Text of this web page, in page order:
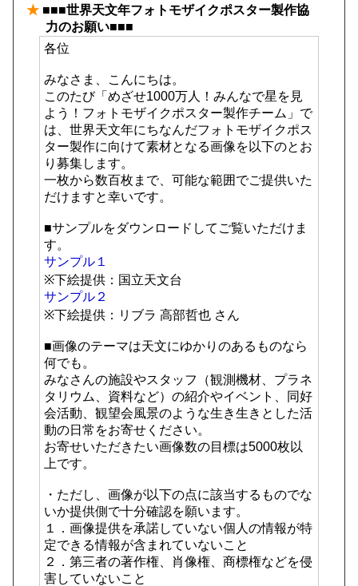
★ ■■■世界天文年フォトモザイクポスター製作協
力のお願い■■■
各位
みなさま、こんにちは。
このたび「めざせ1000万人！みんなで星を見
よう！フォトモザイクポスター製作チーム」で
は、世界天文年にちなんだフォトモザイクポス
ター製作に向けて素材となる画像を以下のとお
り募集します。
一枚から数百枚まで、可能な範囲でご提供いた
だけますと幸いです。
■サンプルをダウンロードしてご覧いただけま
す。
サンプル１
※下絵提供：国立天文台
サンプル２
※下絵提供：リブラ 高部哲也 さん
■画像のテーマは天文にゆかりのあるものなら
何でも。
みなさんの施設やスタッフ（観測機材、プラネ
タリウム、資料など）の紹介やイベント、同好
会活動、観望会風景のような生き生きとした活
動の日常をお寄せください。
お寄せいただきたい画像数の目標は5000枚以
上です。
・ただし、画像が以下の点に該当するものでな
いか提供側で十分確認を願います。
１．画像提供を承諾していない個人の情報が特
定できる情報が含まれていないこと
２．第三者の著作権、肖像権、商標権などを侵
害していないこと